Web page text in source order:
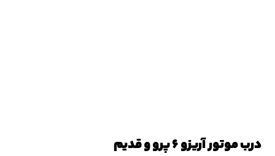
درب موتور آریزو ۶ پرو و قدیم